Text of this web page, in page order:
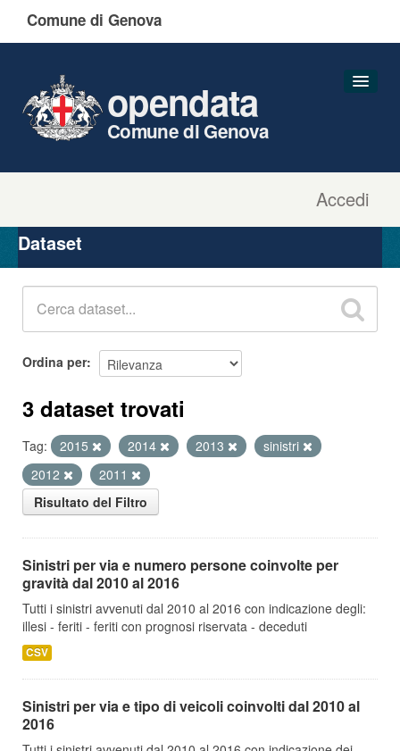
Comune di Genova
Accedi
opendata
Comune di Genova
Organizzazioni
Gruppi
Dataset
Ordina per
3 dataset trovati
Tag: 2015 2014 2013
sinistri
2012
2011
Risultato del Filtro
Sinistri per via e numero persone coinvolte per
gravità dal 2010 al 2016
Tutti i sinistri avvenuti dal 2010 al 2016 con indicazione degli:
illesi - feriti - feriti con prognosi riservata - deceduti
CSV
Sinistri per via e tipo di veicoli coinvolti dal 2010 al
2016